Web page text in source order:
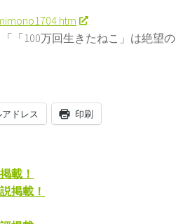
「100万回生きたねこ」は絶望の
ドレス 印刷
載！
掲載！